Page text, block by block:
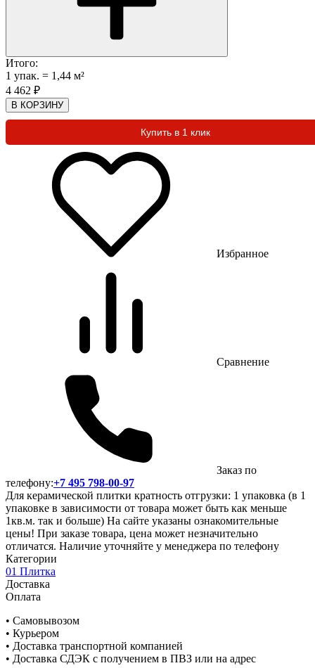
Итого:
1 упак. = 1,44 м²
4 462 ₽
В КОРЗИНУ
Купить в 1 клик
Избранное
Сравнение
Заказ по
телефону:+7 495 798-00-97
Для керамической плитки кратность отгрузки: 1 упаковка (в 1
упаковке в зависимости от товара может быть как меньше
1кв.м. так и больше) На сайте указаны ознакомительные
цены! При заказе товара, цена может незначительно
отличатся. Наличие уточняйте у менеджера по телефону
Категории
01 Плитка
Доставка
Оплата
• Самовывозом
• Курьером
• Доставка транспортной компанией
• Доставка СДЭК с получением в ПВЗ или на адрес